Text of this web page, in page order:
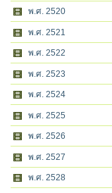
พ.ศ. 2520
พ.ศ. 2521
พ.ศ. 2522
พ.ศ. 2523
พ.ศ. 2524
พ.ศ. 2525
พ.ศ. 2526
พ.ศ. 2527
พ.ศ. 2528